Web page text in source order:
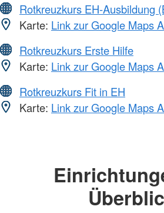
Rotkreuzkurs EH-Ausbildung
Karte: Link zur Google Maps
Rotkreuzkurs Erste Hilfe
Karte: Link zur Google Maps
Rotkreuzkurs Fit in EH
Karte: Link zur Google Maps